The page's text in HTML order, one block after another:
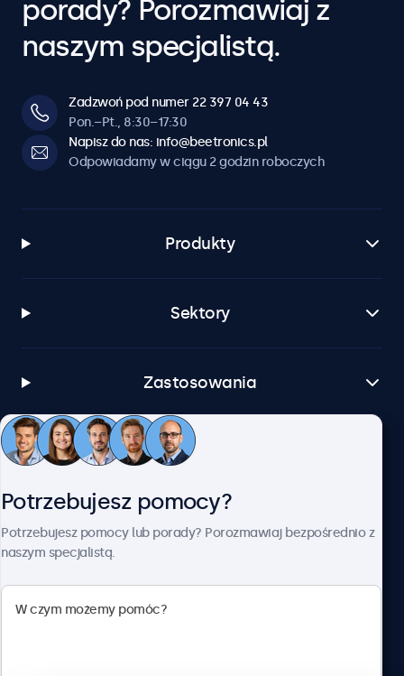
porady? Porozmawiaj z
naszym specjalistą.
Zadzwoń pod numer 22 397 04 43
Pon.–Pt., 8:30–17:30
Napisz do nas: info@beetronics.pl
Odpowiadamy w ciągu 2 godzin roboczych
Produkty
Sektory
Zastosowania
Obsługa klienta
Potrzebujesz pomocy?
Potrzebujesz pomocy lub porady? Porozmawiaj bezpośrednio z
naszym specjalistą.